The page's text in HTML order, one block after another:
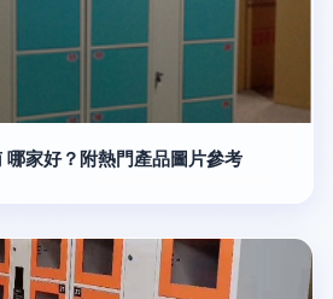
家好？附熱門產品圖片參考